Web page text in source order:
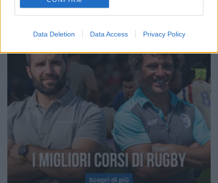
Data Deletion Data Access Privacy Policy